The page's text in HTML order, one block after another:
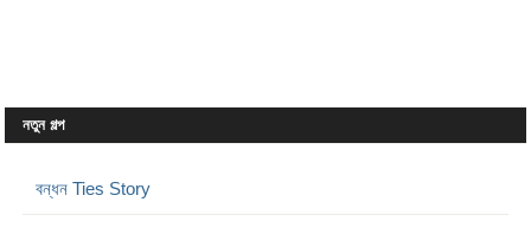
নতুন গল্প
বন্ধন Ties Story